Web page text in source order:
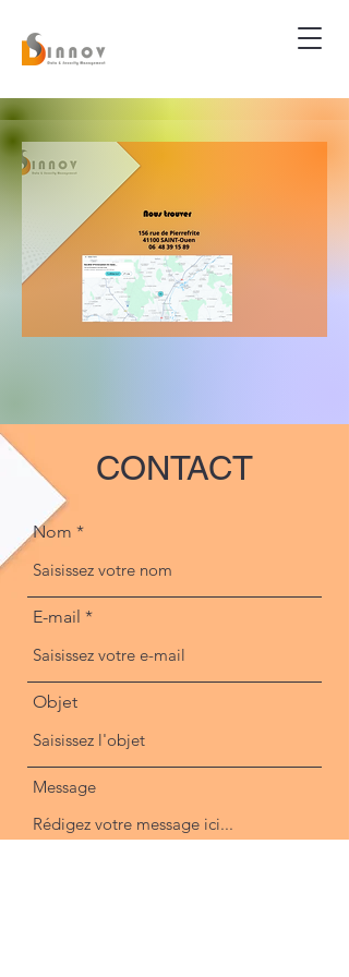
CONTACT
Nom
E-mail
Objet
Message